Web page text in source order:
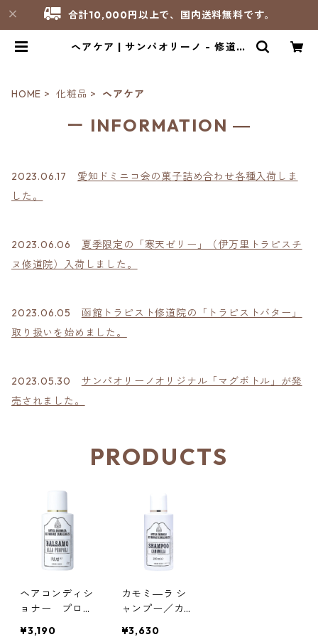
合計10,000円以上で、国内送料無料です。
ヘアケア | サンパオリーノ - 修道院
HOME 化粧品 ヘアケア
ー INFORMATION ―
2023.06.17 愛知ドミニコ会の菓子詰め合わせ各種入荷しま
した。
2023.06.06 夏季限定の「寒天ゼリー」（伊万里トラピスチ
ヌ修道院）入荷しました。
2023.06.05 函館トラピスト修道院の「トラピストバター」
取り扱いを始めました。
2023.05.30 サンパオリーノオリジナル「マグボトル」が発
売されました。
PRODUCTS
ヘアコンディシ
ョナー プロポ
¥3,190
カモミ―ラ シ
ャンプー／カマ
¥3,630